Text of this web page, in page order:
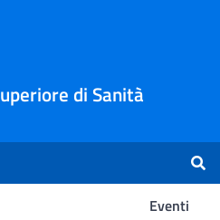
di Sanità
Eventi